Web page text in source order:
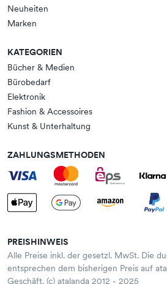
Neuheiten
Marken
KATEGORIEN
Bücher & Medien
Bürobedarf
Elektronik
Fashion & Accessoires
Kunst & Unterhaltung
ZAHLUNGSMETHODEN
PREISHINWEIS
Alle Preise inkl. der gesetzl. MwSt. Die
entsprechen dem bisherigen Preis auf
Geschäft. (c) atalanda 2012 - 2025